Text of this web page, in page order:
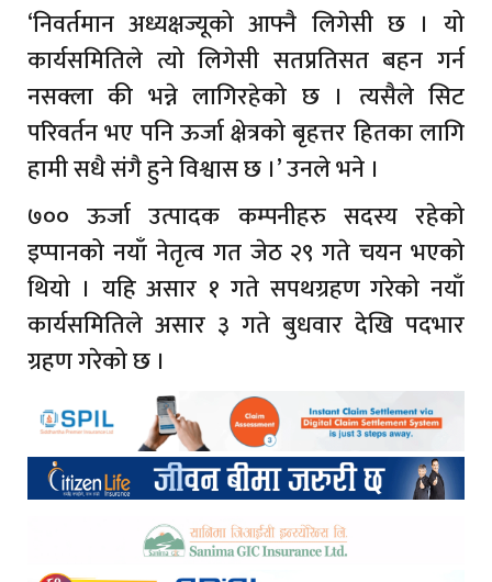
‘निवर्तमान अध्यक्षज्यूको आफ्नै लिगेसी छ । यो
कार्यसमितिले त्यो लिगेसी सतप्रतिसत बहन गर्न
नसक्ला की भन्ने लागिरहेको छ । त्यसैले सिट
परिवर्तन भए पनि ऊर्जा क्षेत्रको बृहत्तर हितका लागि
हामी सधै संगै हुने विश्वास छ ।’ उनले भने ।
७०० ऊर्जा उत्पादक कम्पनीहरु सदस्य रहेको
इप्पानको नयाँ नेतृत्व गत जेठ २९ गते चयन भएको
थियो । यहि असार १ गते सपथग्रहण गरेको नयाँ
कार्यसमितिले असार ३ गते बुधवार देखि पदभार
ग्रहण गरेको छ ।